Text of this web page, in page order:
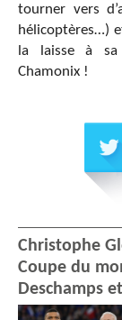
tourner vers
hélicoptères…)
la laisse à
Chamonix !
Christophe
Coupe du
Deschamps